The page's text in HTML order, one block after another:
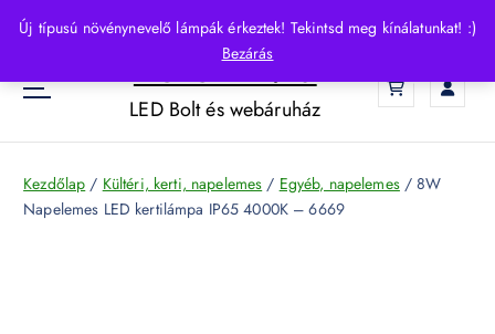
Új típusú növénynevelő lámpák érkeztek! Tekintsd meg kínálatunkat! :)
Bezárás
p
o
HelloLED.hu
LED Bolt és webáruház
Kezdőlap / Kültéri, kerti, napelemes / Egyéb, napelemes/ 8W
Napelemes LED kertilámpa IP65 4000K – 6669